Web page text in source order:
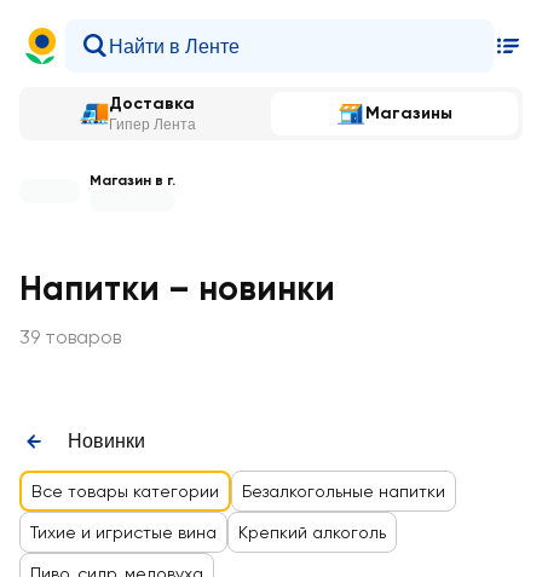
Доставка
Гипер Лента
Магазины
Магазин в г.
Напитки – новинки
39 товаров
Новинки
Все товары категории Безалкогольные напитки
Тихие и игристые вина Крепкий алкоголь